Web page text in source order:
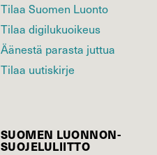
Tilaa Suomen Luonto
Tilaa digilukuoikeus
Äänestä parasta juttua
Tilaa uutiskirje
SUOMEN LUONNON­
SUOJELU­LIITTO